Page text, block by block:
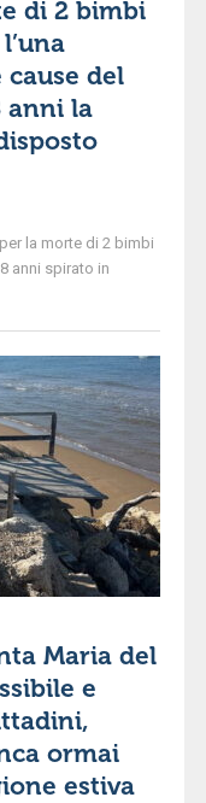
di 2 bimbi
cause del
anni la
la morte di 2 bimbi
anni spirato in
Maria del
e
ormai
estiva